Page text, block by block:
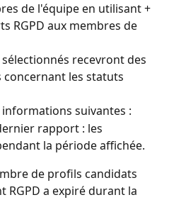
de l'équipe en utilisant +
RGPD aux membres de
recevront des
les statuts
suivantes :
rapport : les
la période affichée.
de profils candidats
RGPD a expiré durant la